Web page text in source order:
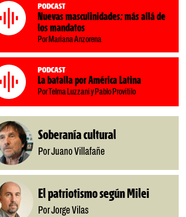
Podcast
Nuevas masculinidades: más allá de
los mandatos
Por Mariana Anzorena
Podcast
La batalla por América Latina
Por Telma Luzzani y Pablo Provitilo
Soberanía cultural
Por Juano Villafañe
El patriotismo según Milei
Por Jorge Vilas